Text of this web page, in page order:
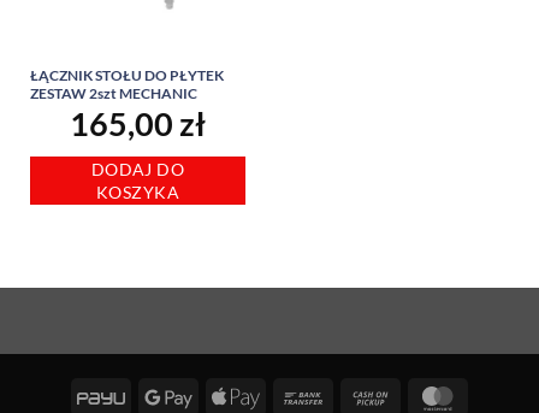
ŁĄCZNIK STOŁU DO PŁYTEK
ZESTAW 2szt MECHANIC
165,00 zł
DODAJ DO
KOSZYKA
PayU
Google
Apple
Bank
Cash